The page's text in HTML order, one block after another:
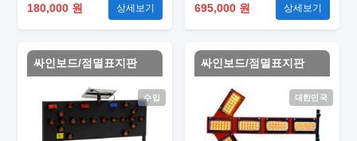
180,000 원
상세보기
695,000 원
상세보기
싸인보드/점멸표지판
수입
싸인보드/점멸표지판
대한민국